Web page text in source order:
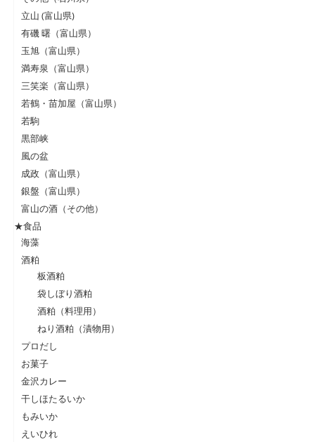
立山 (富山県)
有磯 曙（富山県）
玉旭（富山県）
満寿泉（富山県）
三笑楽（富山県）
若鶴・苗加屋（富山県）
若駒
黒部峡
風の盆
成政（富山県）
銀盤（富山県）
富山の酒（その他）
★食品
海藻
酒粕
板酒粕
袋しぼり酒粕
酒粕（料理用）
ねり酒粕（漬物用）
プロだし
お菓子
金沢カレー
干しほたるいか
もみいか
えいひれ